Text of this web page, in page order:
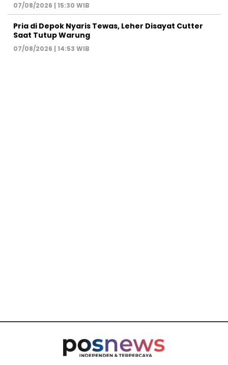
07/08/2026 | 15:30 WIB
Pria di Depok Nyaris Tewas, Leher Disayat Cutter
Saat Tutup Warung
07/08/2026 | 14:53 WIB